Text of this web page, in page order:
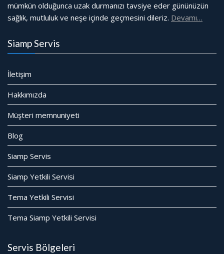
mümkün olduğunca uzak durmanızı tavsiye eder gününüzün
sağlık, mutluluk ve neşe içinde geçmesini dileriz. Devamı…
Siamp Servis
İletişim
Hakkımızda
Müşteri memnuniyeti
Blog
Siamp Servis
Siamp Yetkili Servisi
Tema Yetkili Servisi
Tema Siamp Yetkili Servisi
Servis Bölgeleri